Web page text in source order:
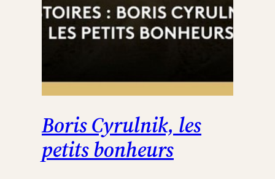
Boris Cyrulnik, les
petits bonheurs